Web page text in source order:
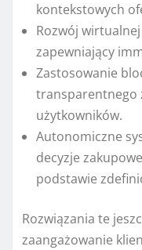
kontekstowych
Rozwój
zapewniający
Zastosowanie
transparentnego
użytkowników.
Autonomiczne
decyzje
podstawie
Rozwiązania te
zaangażowanie